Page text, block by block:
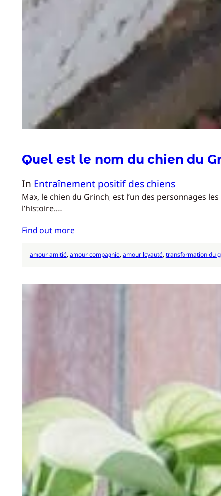
Quel est le nom du chien du
In Entraînement positif des chiens
Max, le chien du Grinch, est l’un des personnages
l’histoire.…
Find out more
amour amitié, amour compagnie, amour loyauté, transformation du